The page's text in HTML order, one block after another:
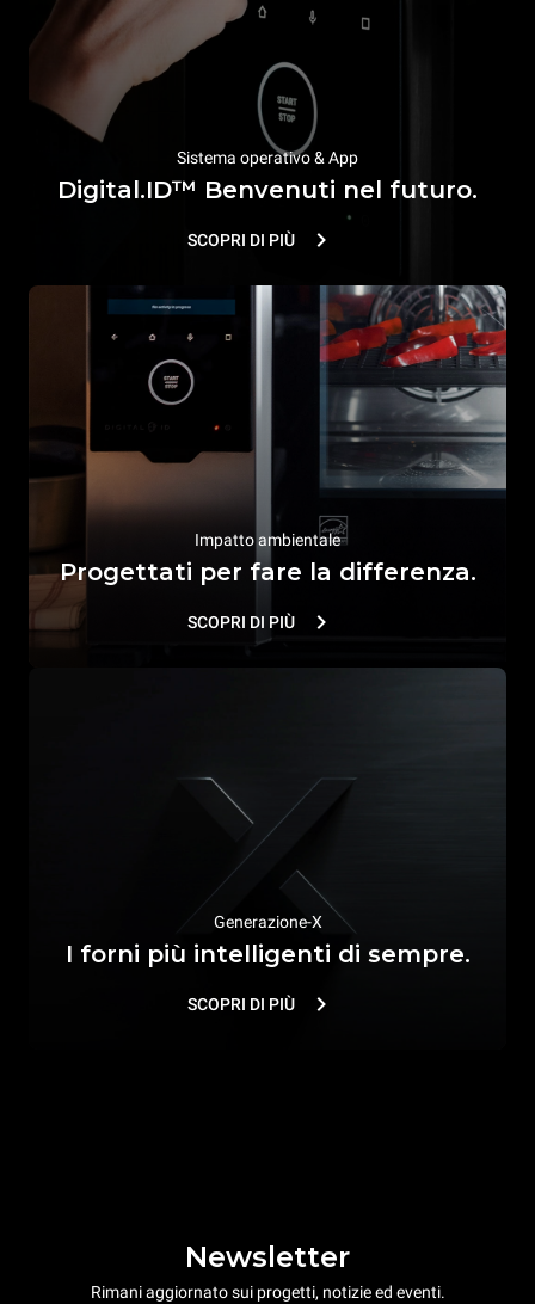
Sistema operativo & App
Digital.ID™ Benvenuti nel futuro.
SCOPRI DI PIÙ
Impatto ambientale
Progettati per fare la differenza.
SCOPRI DI PIÙ
Generazione-X
I forni più intelligenti di sempre.
SCOPRI DI PIÙ
Newsletter
Rimani aggiornato sui progetti, notizie ed eventi.